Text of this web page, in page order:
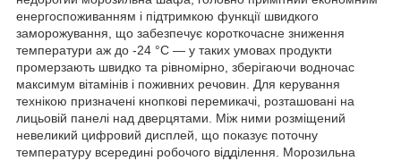
енергоспоживанням і підтримкою функції швидкого
заморожування, що забезпечує короткочасне зниження
температури аж до -24 °C — у таких умовах продукти
промерзають швидко та рівномірно, зберігаючи водночас
максимум вітамінів і поживних речовин. Для керування
технікою призначені кнопкові перемикачі, розташовані на
лицьовій панелі над дверцятами. Між ними розміщений
невеликий цифровий дисплей, що показує поточну
температуру всередині робочого відділення. Морозильна